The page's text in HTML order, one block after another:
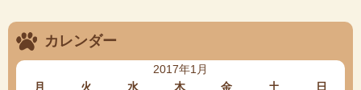
カレンダー
2017年1月
月
火 水 木 金 土 日